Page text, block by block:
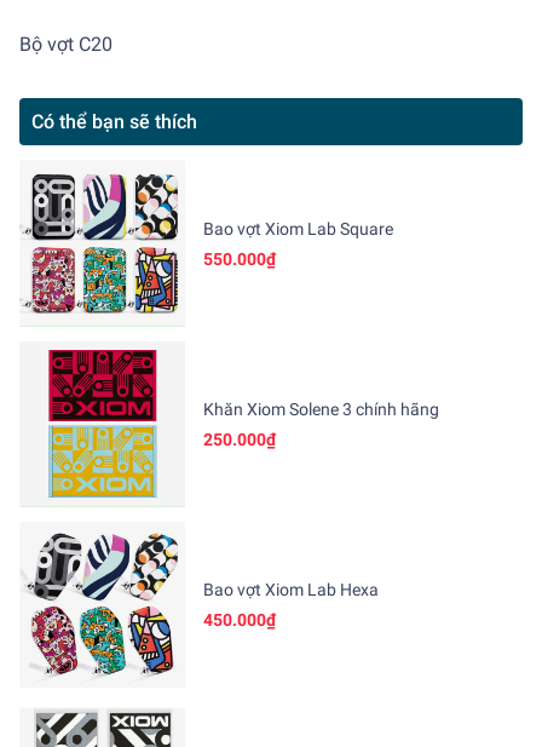
Bộ vợt C20
Có thể bạn sẽ thích
Bao vợt Xiom Lab Square
550.000₫
Khăn Xiom Solene 3 chính hãng
250.000₫
Bao vợt Xiom Lab Hexa
450.000₫